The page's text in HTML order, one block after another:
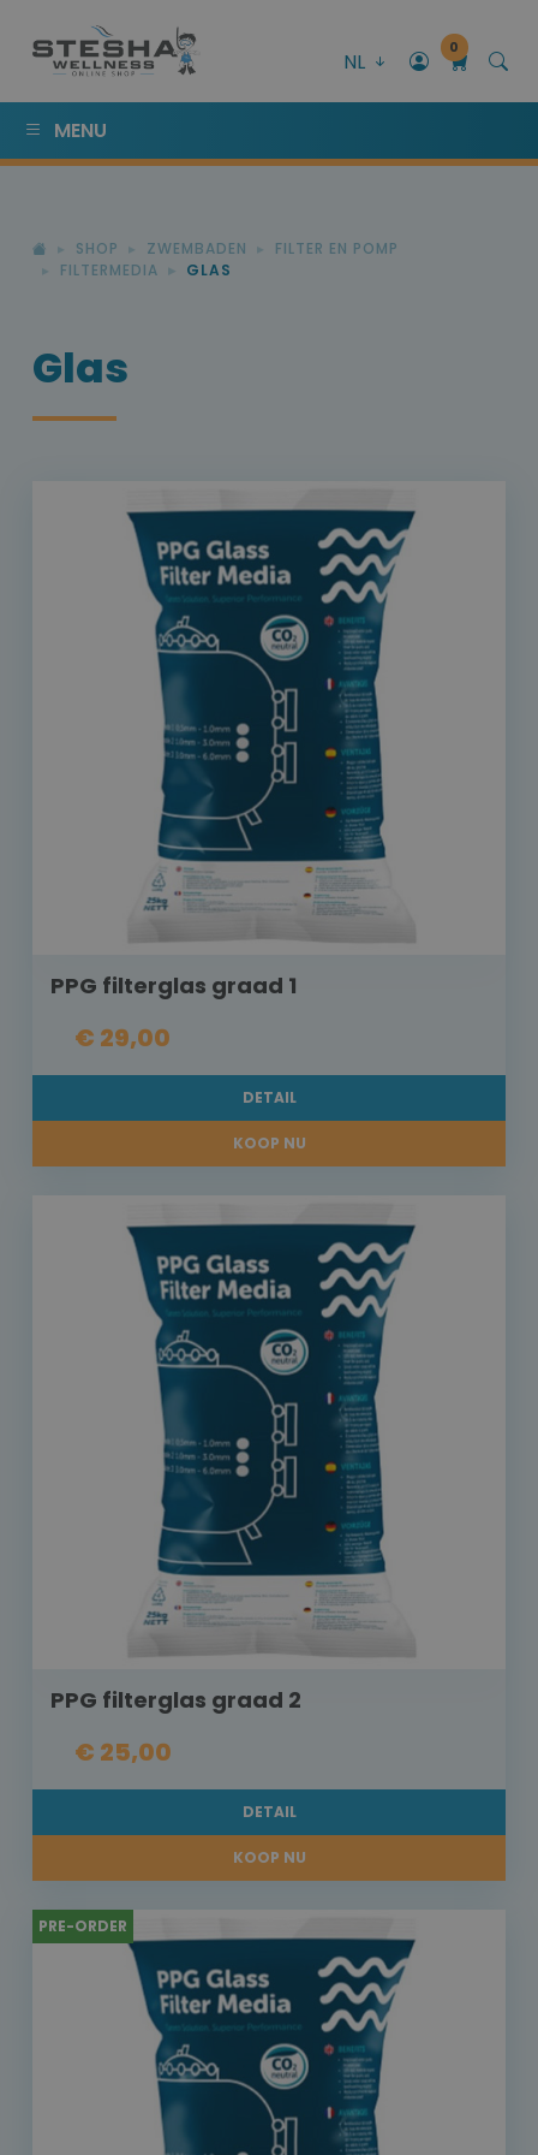
NL
0
MENU
SHOP ZWEMBADEN
FILTER EN POMP
FILTERMEDIA
GLAS
Glas
PPG filterglas graad 1
€ 29,00
DETAIL
KOOP NU
PPG filterglas graad 2
€ 25,00
DETAIL
KOOP NU
PRE-ORDER